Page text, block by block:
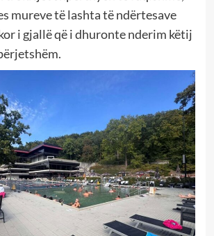
mureve të lashta të ndërtesave
i gjallë që i dhuronte nderim këtij